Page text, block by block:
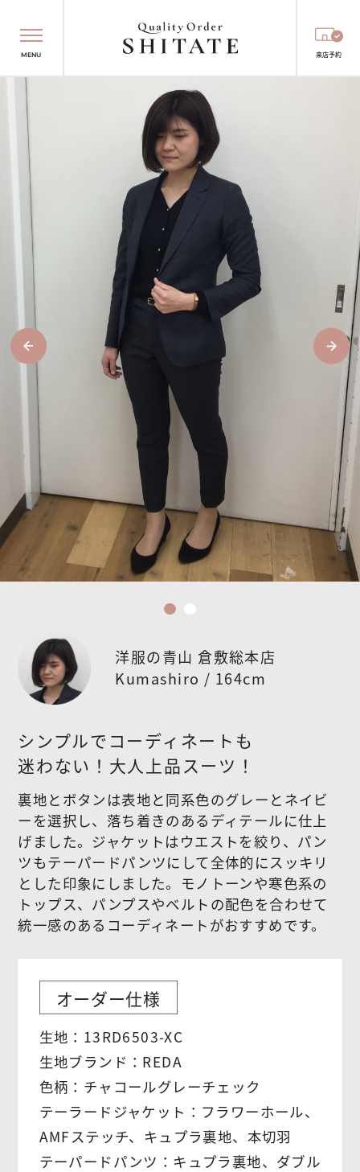
MENU 来店予約
洋服の青山 倉敷総本店
Kumashiro / 164cm
シンプルでコーディネートも
迷わない！大人上品スーツ！
裏地とボタンは表地と同系色のグレーとネイビ
ーを選択し、落ち着きのあるディテールに仕上
げました。ジャケットはウエストを絞り、パン
ツもテーパードパンツにして全体的にスッキリ
とした印象にしました。モノトーンや寒色系の
トップス、パンプスやベルトの配色を合わせて
統一感のあるコーディネートがおすすめです。
オーダー仕様
生地：13RD6503-XC
生地ブランド：REDA
色柄：チャコールグレーチェック
テーラードジャケット：フラワーホール、
AMFステッチ、キュプラ裏地、本切羽
テーパードパンツ：キュプラ裏地、ダブル